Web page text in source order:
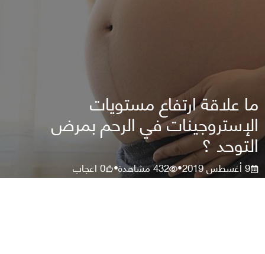
ما علاقة ارتفاع مستويات
الإستروجينات في الرحم بمرض
التوحد ؟
9 أغسطس 2019 •
432مشاهدة•
0اعجاب